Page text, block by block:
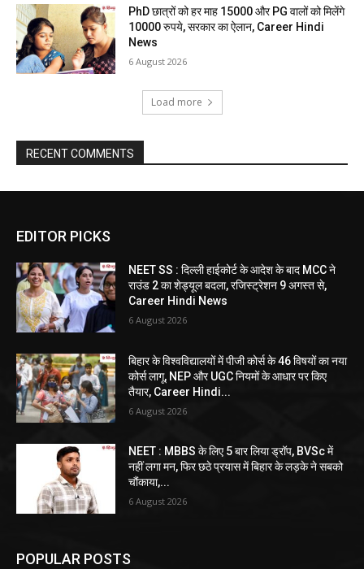
PhD छात्रों को हर माह 15000 और PG वालों को मिलेंगे
10000 रुपये, सरकार का ऐलान, Career Hindi
News
6 August 2026
Load more
RECENT COMMENTS
EDITOR PICKS
NEET SS : दिल्ली हाईकोर्ट के आदेश के बाद MCC ने
राउंड 2 का शेड्यूल बदला, रजिस्ट्रेशन 9 अगस्त से,
Career Hindi News
6 August 2026
बिहार के विश्वविद्यालयों में पीजी कोर्स के 46 विषयों का नया
कोर्स लागू, NEP और UGC नियमों के आधार पर किए
तैयार, Career Hindi...
6 August 2026
NEET : MBBS के लिए 5 बार लिया ड्रॉप, BVSc में
नहीं लगा मन, फिर छठे प्रयास में बिहार के लड़के ने सबको
चौंकाया,...
6 August 2026
POPULAR POSTS